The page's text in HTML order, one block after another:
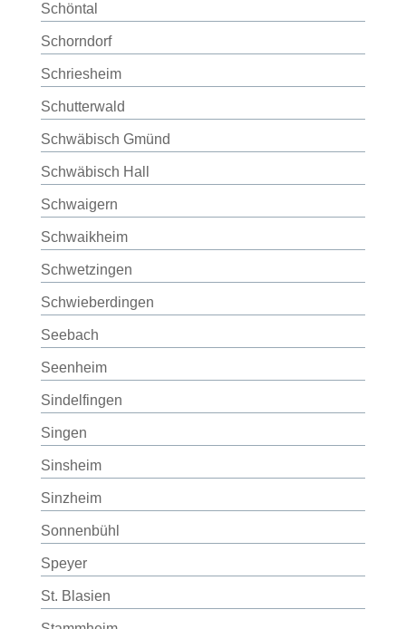
Schöntal
Schorndorf
Schriesheim
Schutterwald
Schwäbisch Gmünd
Schwäbisch Hall
Schwaigern
Schwaikheim
Schwetzingen
Schwieberdingen
Seebach
Seenheim
Sindelfingen
Singen
Sinsheim
Sinzheim
Sonnenbühl
Speyer
St. Blasien